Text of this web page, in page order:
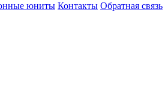
юниты Контакты Обратная связь